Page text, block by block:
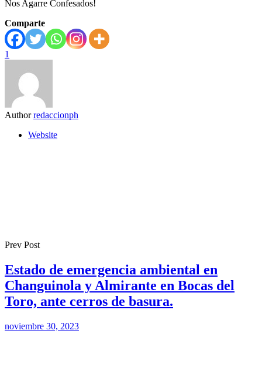
Nos Agarre Confesados!
Comparte
1
Author redaccionph
Website
Prev Post
Estado de emergencia ambiental en
Changuinola y Almirante en Bocas del
Toro, ante cerros de basura.
noviembre 30, 2023